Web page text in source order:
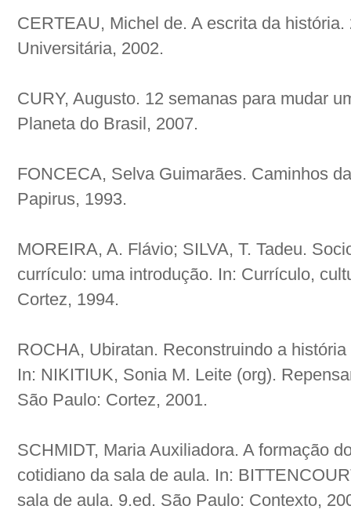
CERTEAU, Michel de. A escrita da
Universitária, 2002.
CURY, Augusto. 12 semanas para mudar
Planeta do Brasil, 2007.
FONCECA, Selva Guimarães. Caminhos
Papirus, 1993.
MOREIRA, A. Flávio; SILVA, T. Tadeu.
currículo: uma introdução. In: Currículo,
Cortez, 1994.
ROCHA, Ubiratan. Reconstruindo a
In: NIKITIUK, Sonia M. Leite (org).
São Paulo: Cortez, 2001.
SCHMIDT, Maria Auxiliadora. A formação
cotidiano da sala de aula. In:
sala de aula. 9.ed. São Paulo: Contexto,